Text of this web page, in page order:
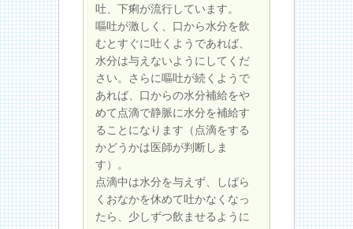
吐、下痢が流行しています。
嘔吐が激しく、口から水分を飲
むとすぐに吐くようであれば、
水分は与えないようにしてくだ
さい。さらに嘔吐が続くようで
あれば、口からの水分補給をや
めて点滴で静脈に水分を補給す
ることになります（点滴をする
かどうかは医師が判断しま
す）。
点滴中は水分を与えず、しばら
くおなかを休めて吐かなくなっ
たら、少しずつ飲ませるように